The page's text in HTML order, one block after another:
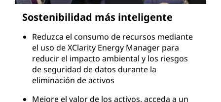
Sostenibilidad más inteligente
Reduzca el consumo de recursos mediante
el uso de XClarity Energy Manager para
reducir el impacto ambiental y los riesgos
de seguridad de datos durante la
eliminación de activos
Mejore el valor de los activos, acceda a un